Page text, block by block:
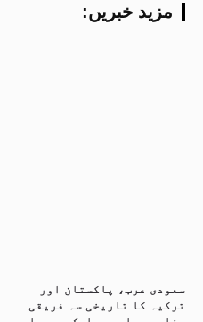
:مزید خبریں
سعودی عرب، پاکستان اور
ترکیہ کا تاریخی سہ فریقی